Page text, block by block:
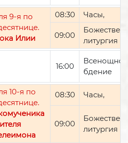
9-я по
Илии
08:30 Часы,
09:00
литургия
16:00
Всенощное
бдение
10-я по
08:30 Часы,
09:00
литургия